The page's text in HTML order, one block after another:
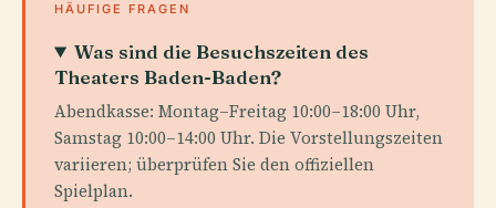
HÄUFIGE FRAGEN
Was sind die Besuchszeiten des
Theaters Baden-Baden?
Abendkasse: Montag–Freitag 10:00–18:00 Uhr,
Samstag 10:00–14:00 Uhr. Die Vorstellungszeiten
variieren; überprüfen Sie den offiziellen
Spielplan.